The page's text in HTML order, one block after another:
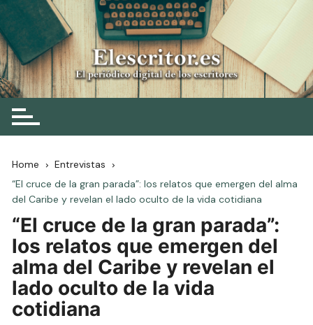
Skip
to
content
Elescritor.es
El periódico digital de los escritores
Home
Entrevistas
“El cruce de la gran parada”: los relatos que emergen del alma
del Caribe y revelan el lado oculto de la vida cotidiana
“El cruce de la gran parada”:
los relatos que emergen del
alma del Caribe y revelan el
lado oculto de la vida
cotidiana